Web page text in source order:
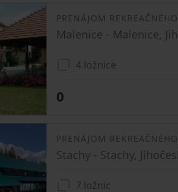
PRENÁJOM
Malenice - Malenice,
4 ložnice
0
PRENÁJOM
Stachy - Stachy,
7 ložnic